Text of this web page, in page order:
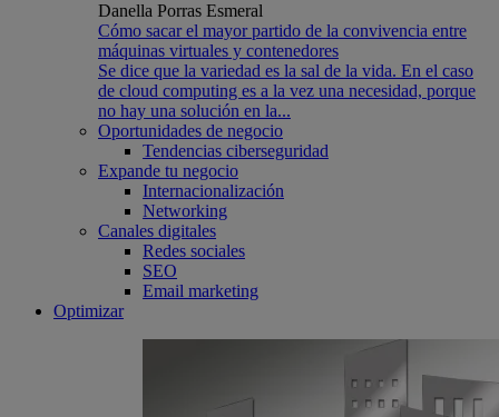
Danella Porras Esmeral
Cómo sacar el mayor partido de la convivencia entre
máquinas virtuales y contenedores
Se dice que la variedad es la sal de la vida. En el caso
de cloud computing es a la vez una necesidad, porque
no hay una solución en la...
Oportunidades de negocio
Tendencias ciberseguridad
Expande tu negocio
Internacionalización
Networking
Canales digitales
Redes sociales
SEO
Email marketing
Optimizar